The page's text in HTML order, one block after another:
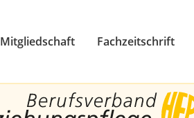
Mitgliedschaft Fachzeitschrift